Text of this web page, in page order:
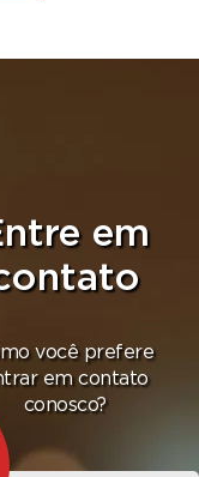
em
você prefere
em contato
conosco?